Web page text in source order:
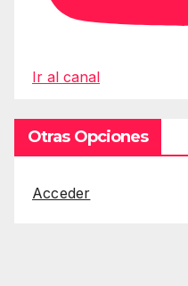
Ir al canal
Otras Opciones
Acceder